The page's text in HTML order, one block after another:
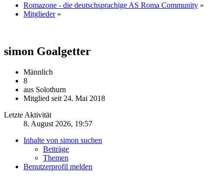
Romazone - die deutschsprachige AS Roma Community »
Mitglieder »
simon Goalgetter
Männlich
8
aus Solothurn
Mitglied seit 24. Mai 2018
Letzte Aktivität
8. August 2026, 19:57
Inhalte von simon suchen
Beiträge
Themen
Benutzerprofil melden